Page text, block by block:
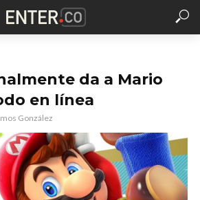
da a Mario
en línea
González